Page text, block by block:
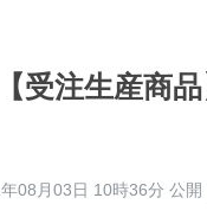
受注生産商
08月03日 10時36分 公開